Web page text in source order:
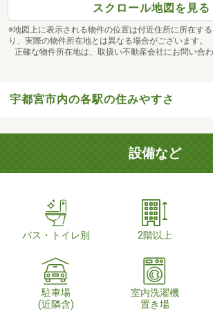
スクロール地図を見る
※地図上に表示される物件の位置は付近住所に所在す
り、実際の物件所在地とは異なる場合がございます。
正確な物件所在地は、取扱い不動産会社にお問い合わ
宇都宮市内の各駅の住みやすさ
設備など
バス・トイレ別 2階以上
駐車場
(近隣含)
室内洗濯機
置き場